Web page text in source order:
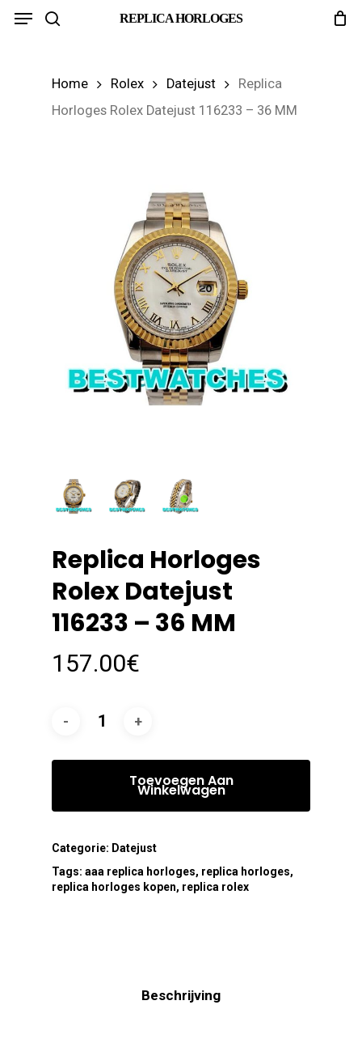
Skip
REPLICA HORLOGES
Menu
Home Rolex Datejust
Replica
Horloges Rolex Datejust 116233 – 36 MM
Replica Horloges
Rolex Datejust
116233 – 36 MM
157.00€
Toevoegen Aan
Winkelwagen
Categorie: Datejust
Tags: aaa replica horloges, replica horloges,
replica horloges kopen, replica rolex
Beschrijving